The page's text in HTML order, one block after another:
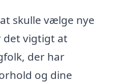
skulle vælge nye
det vigtigt at
der har
og dine